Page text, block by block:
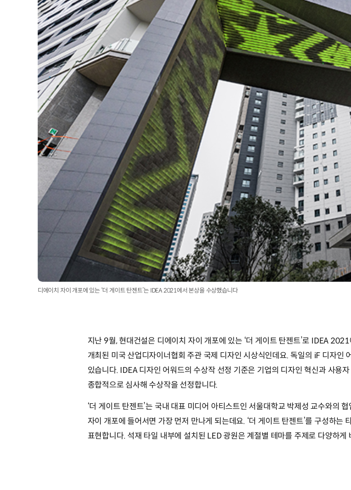
디에이치 자이 개포에 있는 ‘더 게이트 탄젠트’는 IDEA 2021에서 본상을 수상했습니다
지난 9월, 현대건설은 디에이치 자이 개포에 있는 ‘더 게이트 탄젠트’로 IDEA
개최된 미국 산업디자이너협회 주관 국제 디자인 시상식인데요. 독일의 iF 디자인
있습니다. IDEA 디자인 어워드의 수상작 선정 기준은 기업의 디자인 혁신과 사용
종합적으로 심사해 수상작을 선정합니다.
‘더 게이트 탄젠트’는 국내 대표 미디어 아티스트인 서울대학교 박제성 교수와의
자이 개포에 들어서면 가장 먼저 만나게 되는데요. ‘더 게이트 탄젠트’를 구성하
표현합니다. 석재 타일 내부에 설치된 LED 광원은 계절별 테마를 주제로 다양하